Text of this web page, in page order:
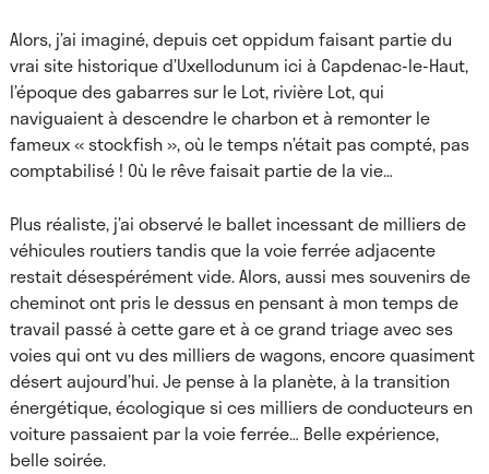
Alors, j’ai imaginé, depuis cet oppidum faisant partie du
vrai site historique d’Uxellodunum ici à Capdenac-le-Haut,
l’époque des gabarres sur le Lot, rivière Lot, qui
naviguaient à descendre le charbon et à remonter le
fameux « stockfish », où le temps n’était pas compté, pas
comptabilisé ! Où le rêve faisait partie de la vie…
Plus réaliste, j’ai observé le ballet incessant de milliers de
véhicules routiers tandis que la voie ferrée adjacente
restait désespérément vide. Alors, aussi mes souvenirs de
cheminot ont pris le dessus en pensant à mon temps de
travail passé à cette gare et à ce grand triage avec ses
voies qui ont vu des milliers de wagons, encore quasiment
désert aujourd’hui. Je pense à la planète, à la transition
énergétique, écologique si ces milliers de conducteurs en
voiture passaient par la voie ferrée… Belle expérience,
belle soirée.